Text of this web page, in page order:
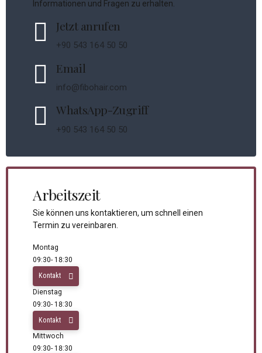
Informationen und Fragen zu erhalten.
Jetzt anrufen
+90 543 164 50 50
Email
info@fibohair.com
WhatsApp-Zugriff
+90 543 164 50 50
Arbeitszeit
Sie können uns kontaktieren, um schnell einen
Termin zu vereinbaren.
Montag
09:30- 18:30
Kontakt
Dienstag
09:30- 18:30
Kontakt
Mittwoch
09:30- 18:30